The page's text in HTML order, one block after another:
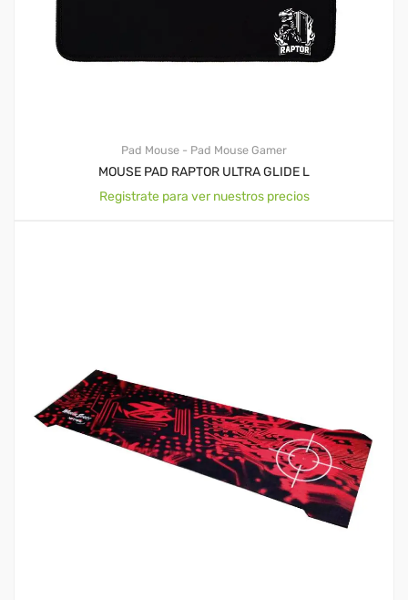
Pad Mouse - Pad Mouse Gamer
MOUSE PAD RAPTOR ULTRA GLIDE L
Registrate para ver nuestros precios